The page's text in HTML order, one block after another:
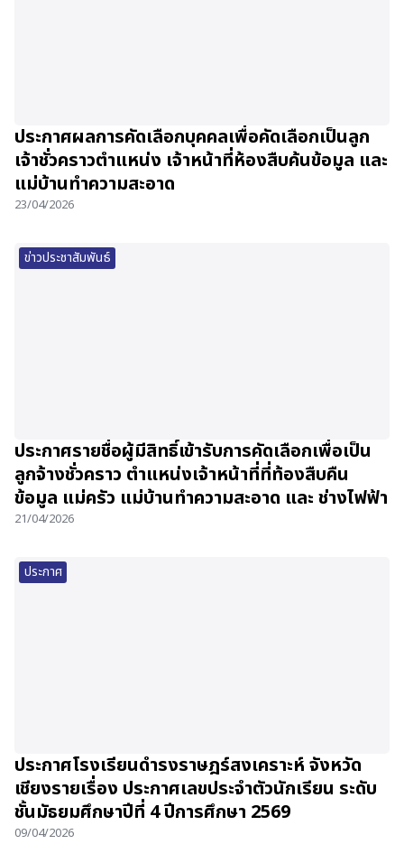
ประกาศผลการคัดเลือกบุคคลเพื่อคัดเลือกเป็นลูก
เจ้าชั่วคราวตำแหน่ง เจ้าหน้าที่ห้องสืบค้นข้อมูล และ
แม่บ้านทำความสะอาด
23/04/2026
ข่าวประชาสัมพันธ์
ประกาศรายชื่อผู้มีสิทธิ์เข้ารับการคัดเลือกเพื่อเป็น
ลูกจ้างชั่วคราว ตำแหน่งเจ้าหน้าที่ที่ท้องสืบคืน
ข้อมูล แม่ครัว แม่บ้านทำความสะอาด และ ช่างไฟฟ้า
21/04/2026
ประกาศ
ประกาศโรงเรียนดำรงราษฎร์สงเคราะห์ จังหวัด
เชียงรายเรื่อง ประกาศเลขประจำตัวนักเรียน ระดับ
ชั้นมัธยมศึกษาปีที่ 4 ปีการศึกษา 2569
09/04/2026